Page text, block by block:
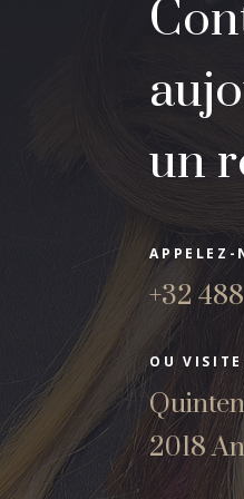
un
APPELEZ-
+32
OU
2018